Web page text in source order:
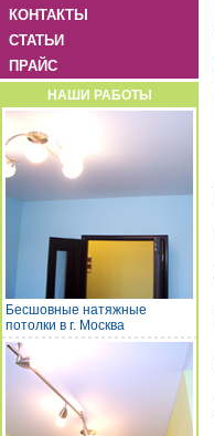
КОНТАКТЫ
СТАТЬИ
ПРАЙС
НАШИ РАБОТЫ
Бесшовные натяжные
потолки в г. Москва